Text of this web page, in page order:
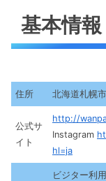
基本情報
住所 北海道札幌
公式サ
イト
http://
Instagram
hl=ja
ビジター利